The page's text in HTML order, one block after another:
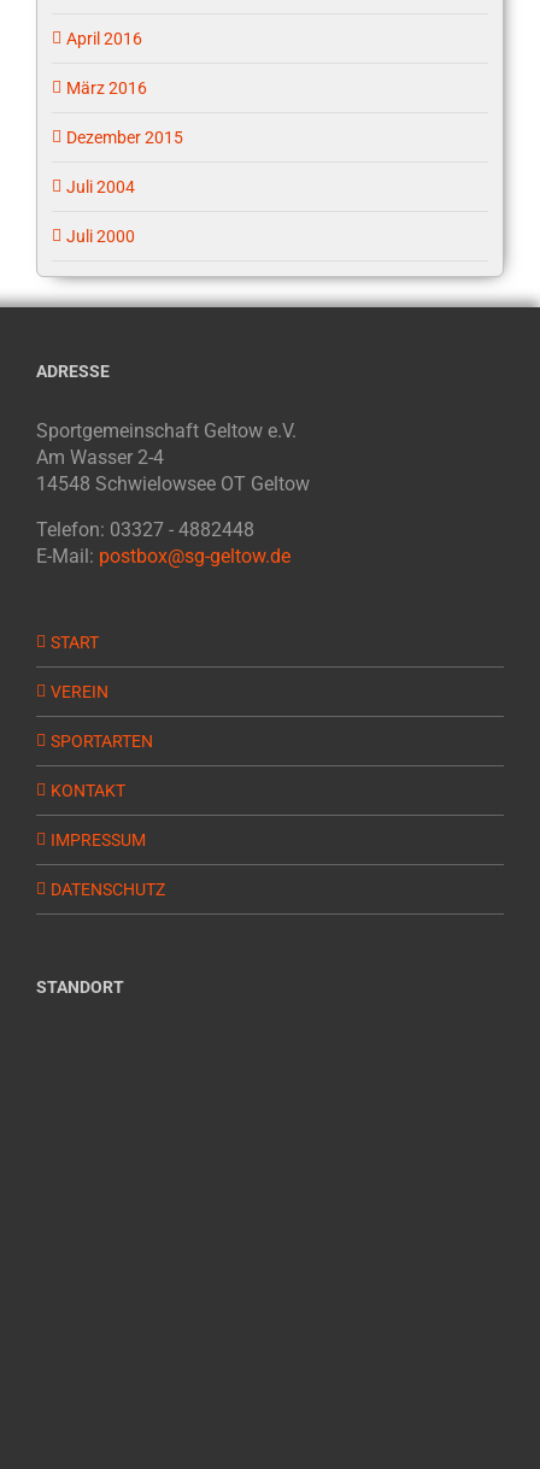
April 2016
März 2016
Dezember 2015
Juli 2004
Juli 2000
ADRESSE
Sportgemeinschaft Geltow e.V.
Am Wasser 2-4
14548 Schwielowsee OT Geltow
Telefon: 03327 - 4882448
E-Mail: postbox@sg-geltow.de
START
VEREIN
SPORTARTEN
KONTAKT
IMPRESSUM
DATENSCHUTZ
STANDORT